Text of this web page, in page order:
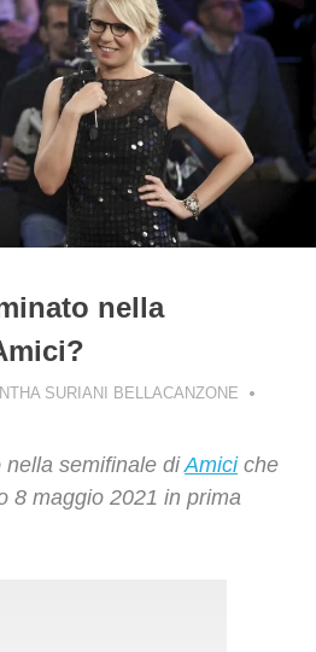
nella
SURIANI BELLACANZONE
nella semifinale diAmiciche
8 maggio 2021 in prima